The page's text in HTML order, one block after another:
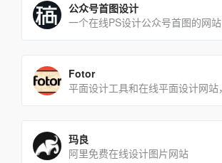
公众号首图设计
一个在线PS设计公众号首图的网站
Fotor
玛良
阿里免费在线设计图片网站